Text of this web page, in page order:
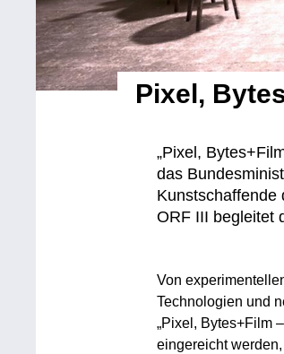
Pixel,
„Pixel,
das
Kunstschaffende
ORF III begleitet
Von
Technologien und
„Pixel, Bytes+Film
eingereicht